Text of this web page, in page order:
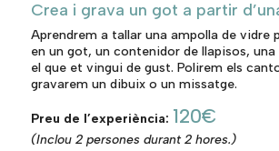
Crea i grava un got a partir
Aprendrem a tallar una ampolla de vidre
en un got, un contenidor de llapisos,
el que et vingui de gust. Polirem els
gravarem un dibuix o un missatge.
Preu de l’experiència: 120€
(Inclou 2 persones durant 2 hores.)